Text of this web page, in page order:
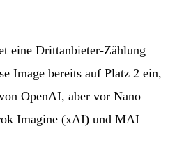
eine Drittanbieter-Zählung
Image bereits auf Platz 2 ein,
OpenAI, aber vor Nano
Imagine (xAI) und MAI